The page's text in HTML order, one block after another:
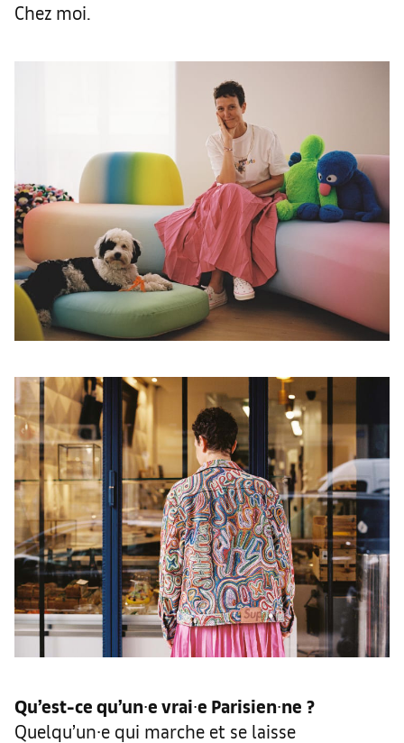
Chez moi.
Qu’est-ce qu’un∙e vrai∙e Parisien∙ne ?
Quelqu’un∙e qui marche et se laisse